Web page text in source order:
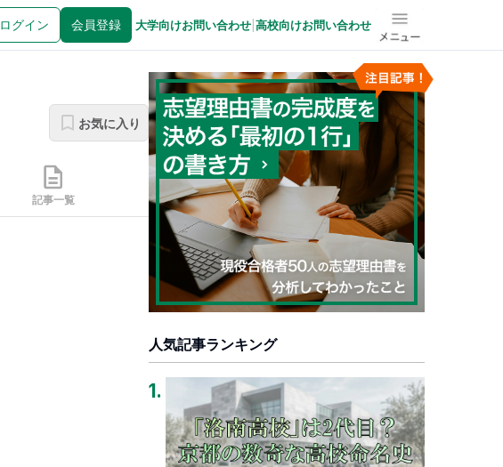
ログイン 会員登録 大学向けお問い合わせ 高校向けお問い合わせ メニュー
お気に入り
記事一覧
人気記事ランキング
1.